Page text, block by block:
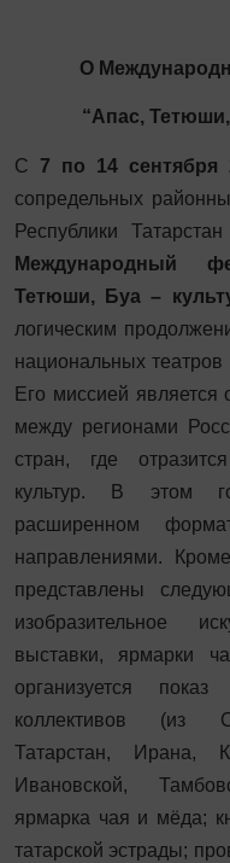
О
“Апас, Тетюши,
С 7 по 14 сентября
сопредельных
Республики
Международный
Тетюши, Буа –
логическим
национальных театров
Его миссией является
между регионами
стран, где
культур.
В этом
расширенном
направлениями.
представлены
изобразительное
выставки, ярмарки
организуется
коллективов (из
Татарстан, Ирана,
Ивановской,
ярмарка чая и мёда;
татарской эстрады;